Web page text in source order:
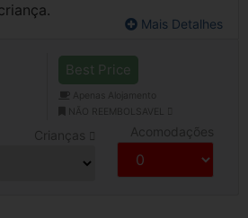
Mais Detalhes
Best Price
Apenas Alojamento
NÃO REEMBOLSAVEL
Crianças Acomodações